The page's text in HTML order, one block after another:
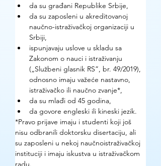
da su građani Republike Srbije,
da su zaposleni u akreditovanoj
naučno-istraživačkoj organizaciji u
Srbiji,
ispunjavaju uslove u skladu sa
Zakonom o nauci i istraživanju
(„Službeni glasnik RS”, br. 49/2019),
odnosno imaju važeće nastavno,
istraživačko ili naučno zvanje*,
da su mlađi od 45 godina,
da govore engleski ili kineski jezik.
*Pravo prijave imaju i studenti koji još
nisu odbranili doktorsku disertaciju, ali
su zaposleni u nekoj naučnoistraživačkoj
instituciji i imaju iskustva u istraživačkom
radu.